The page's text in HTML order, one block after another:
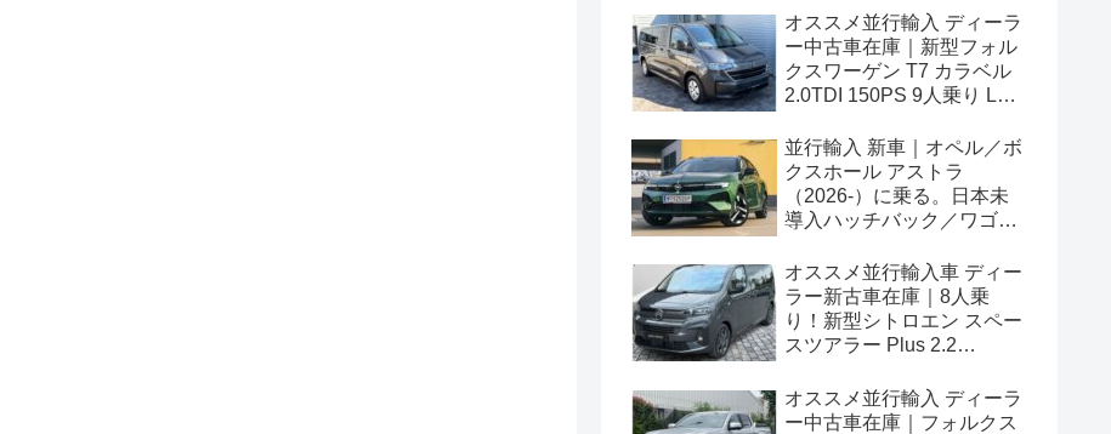
オススメ並行輸入 ディーラ
ー中古車在庫｜新型フォル
クスワーゲン T7 カラベル
2.0TDI 150PS 9人乗り LWB
並行輸入 新車｜オペル／ボ
クスホール アストラ
（2026-）に乗る。日本未
導入ハッチバック／ワゴン
情報。
オススメ並行輸入車 ディー
ラー新古車在庫｜8人乗
り！新型シトロエン スペー
スツアラー Plus 2.2
ドル
オススメ並行輸入 ディーラ
ー中古車在庫｜フォルクス